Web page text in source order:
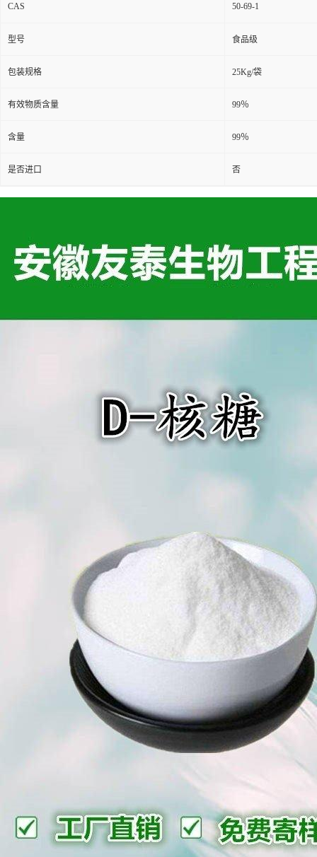
CAS 50-69-1
型号 食品级
包装规格 25Kg/袋
有效物质含量 99％
含量 99％
是否进口 否